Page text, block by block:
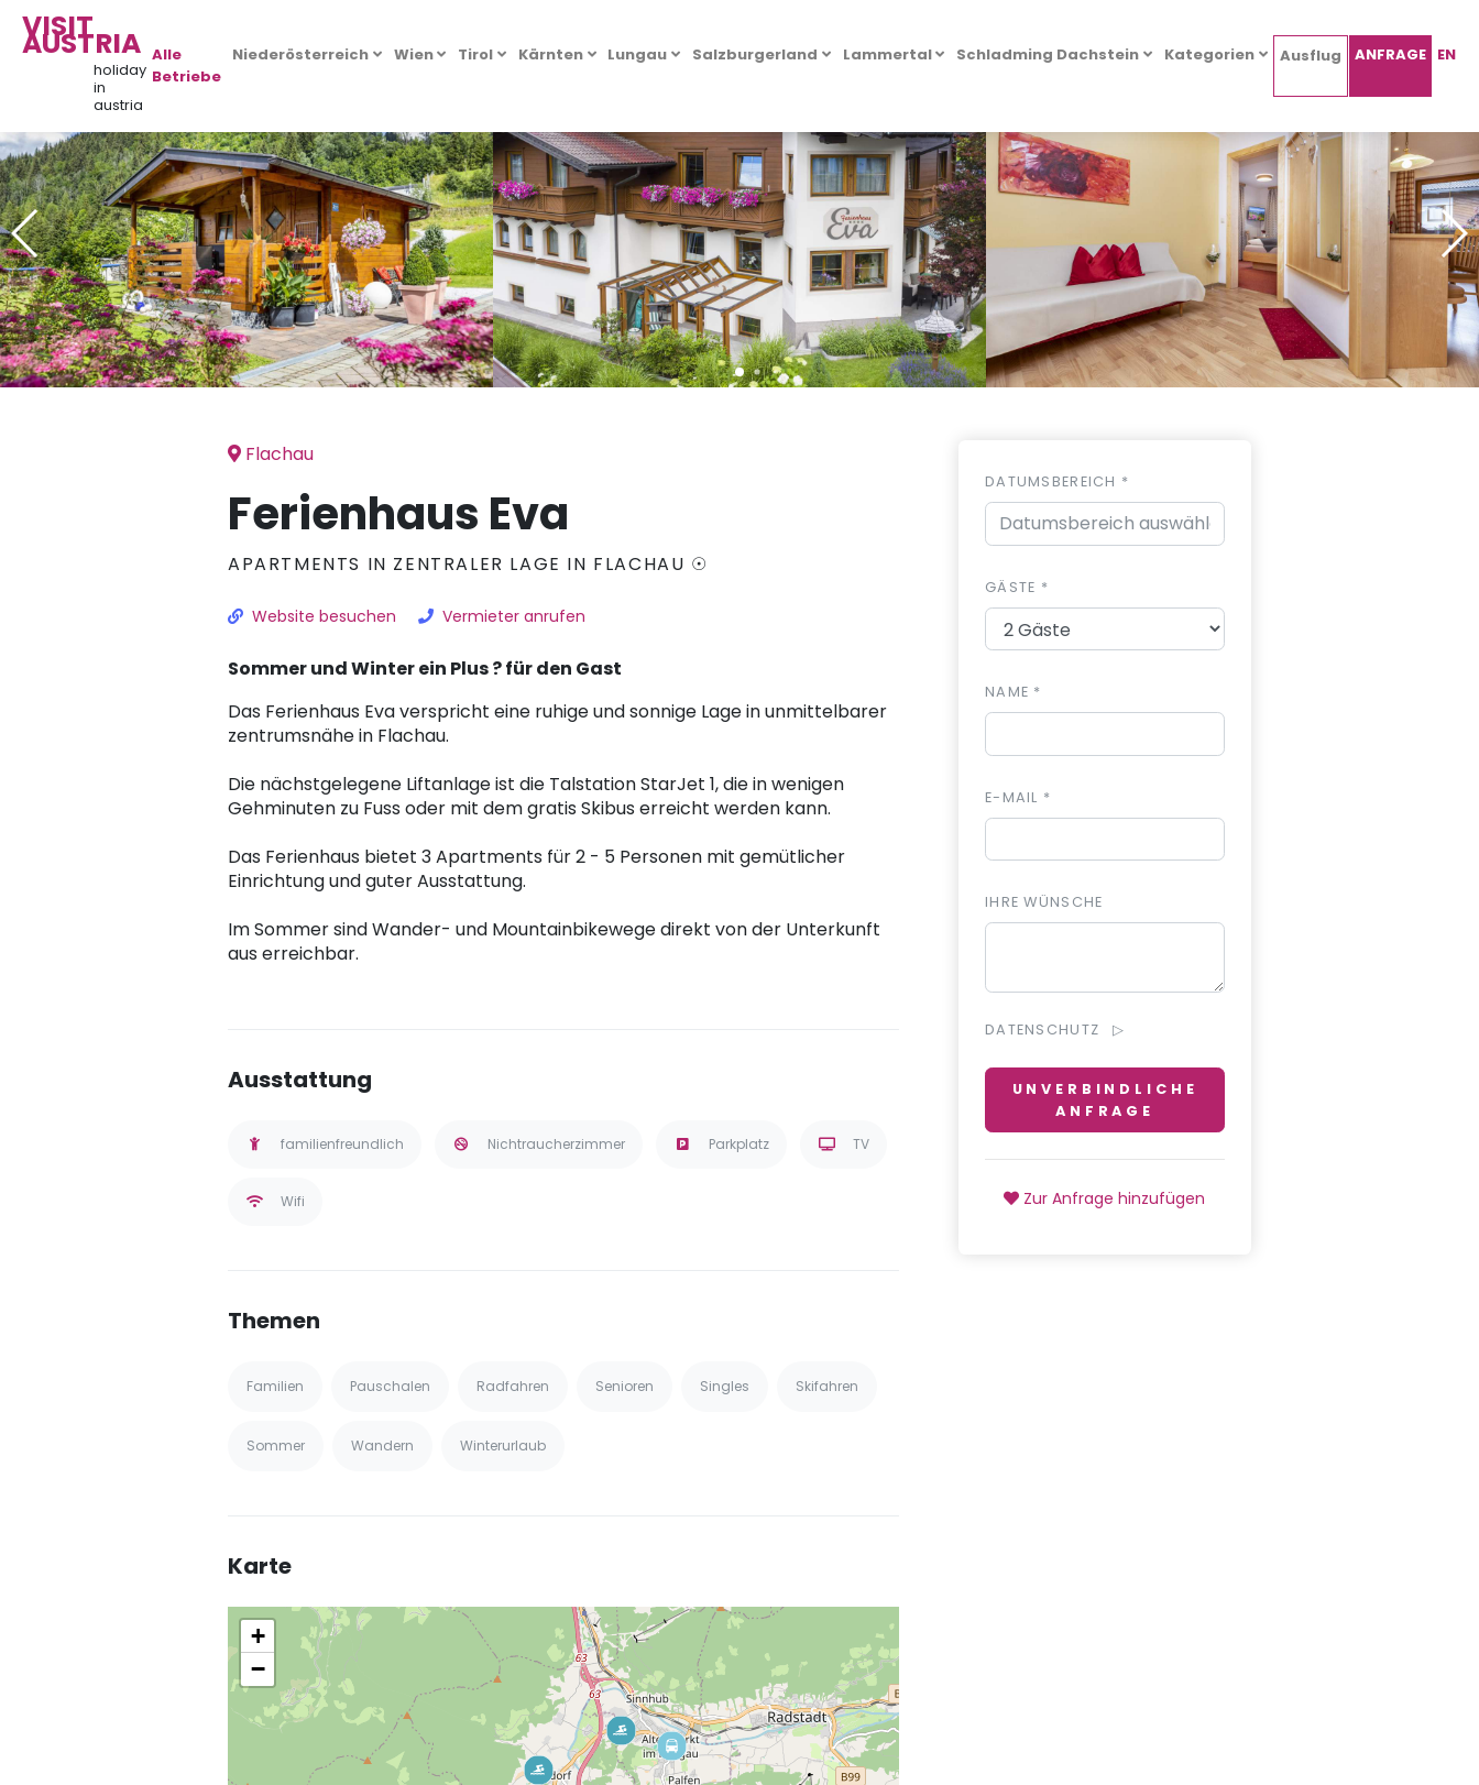
VISIT
AUSTRIA
holiday
in
austria
Alle
Betriebe
Niederösterreich Wien Tirol Kärnten Lungau Salzburgerland Lammertal Schladming Dachstein Kategorien Ausflug ANFRAGE EN
Flachau
Ferienhaus Eva
APARTMENTS IN ZENTRALER LAGE IN FLACHAU ☉
Website besuchen Vermieter anrufen
Sommer und Winter ein Plus ? für den Gast
Das Ferienhaus Eva verspricht eine ruhige und sonnige Lage in unmittelbarer
zentrumsnähe in Flachau.
Die nächstgelegene Liftanlage ist die Talstation StarJet 1, die in wenigen
Gehminuten zu Fuss oder mit dem gratis Skibus erreicht werden kann.
Das Ferienhaus bietet 3 Apartments für 2 - 5 Personen mit gemütlicher
Einrichtung und guter Ausstattung.
Im Sommer sind Wander- und Mountainbikewege direkt von der Unterkunft
aus erreichbar.
Ausstattung
familienfreundlich Nichtraucherzimmer Parkplatz TV
Wifi
Themen
Familien Pauschalen Radfahren Senioren Singles Skifahren
Sommer Wandern Winterurlaub
Karte
+
−
DATUMSBEREICH *
GÄSTE *
NAME *
E-MAIL *
IHRE WÜNSCHE
DATENSCHUTZ
UNVERBINDLICHE
ANFRAGE
Zur Anfrage hinzufügen